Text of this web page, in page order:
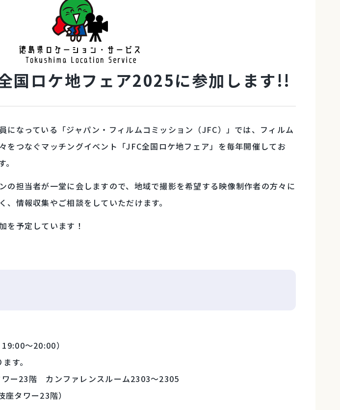
国ロケ地フェア2025に参加します!!
になっている「ジャパン・フィルムコミッション（JFC）」では、フィルム
をつなぐマッチングイベント「JFC全国ロケ地フェア」を毎年開催してお
の担当者が一堂に会しますので、地域で撮影を希望する映像制作者の方々に
情報収集やご相談をしていただけます。
を予定しています！
～20:00）
す。
ー23階 カンファレンスルーム2303～2305
タワー23階）